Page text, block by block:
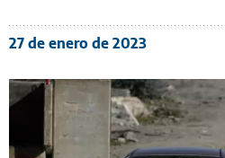
27 de enero de 2023